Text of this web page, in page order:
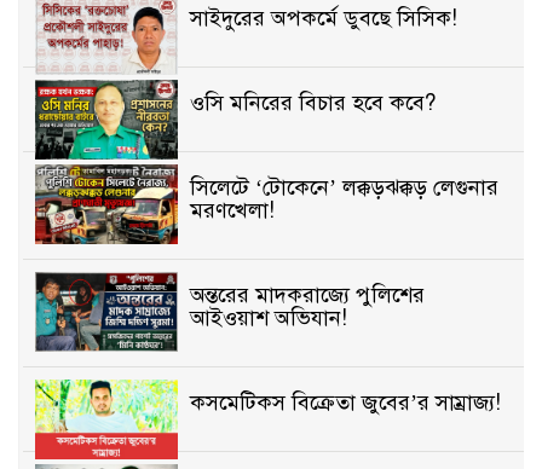
সাইদুরের অপকর্মে ডুবছে সিসিক!
ওসি মনিরের বিচার হবে কবে?
সিলেটে ‘টোকেনে’ লক্কড়ঝক্কড় লেগুনার
মরণখেলা!
অন্তরের মাদকরাজ্যে পুলিশের
আইওয়াশ অভিযান!
কসমেটিকস বিক্রেতা জুবের’র সাম্রাজ্য!